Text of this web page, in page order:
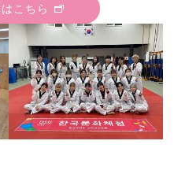
こちら